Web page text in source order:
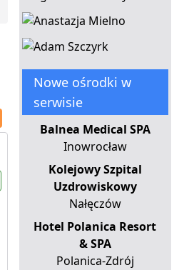
Nowe ośrodki w
serwisie
Balnea Medical SPA
Inowrocław
Kolejowy Szpital
Uzdrowiskowy
Nałęczów
Hotel Polanica Resort
& SPA
Polanica-Zdrój